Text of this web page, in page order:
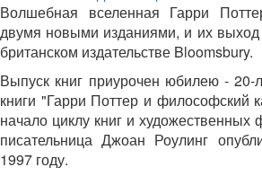
Волшебная вселенная Гарри
двумя новыми изданиями, и их
британском издательстве Bloomsbury.
Выпуск книг приурочен юбилею -
книги "Гарри Поттер и философский
начало циклу книг и художественных
писательница Джоан Роулинг
1997 году.